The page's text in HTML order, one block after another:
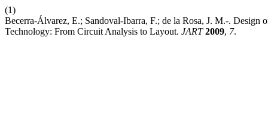
(1)
Becerra-Álvarez, E.; Sandoval-Ibarra, F.; de la Rosa, J. M.-.
Technology: From Circuit Analysis to Layout. JART 2009, 7.